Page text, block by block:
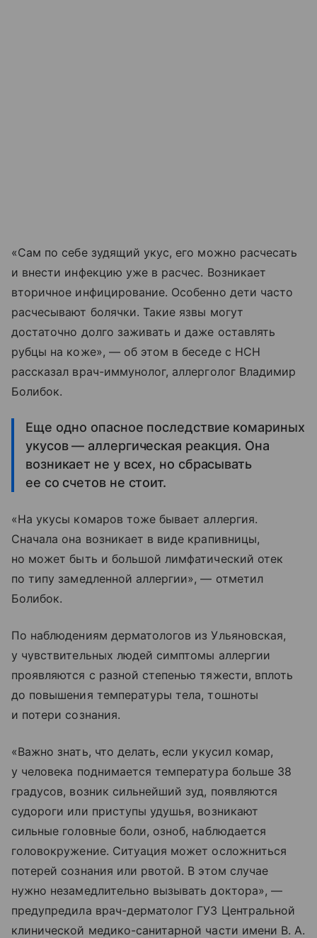
«Сам по себе зудящий укус, его можно расчесать
и внести инфекцию уже в расчес. Возникает
вторичное инфицирование. Особенно дети часто
расчесывают болячки. Такие язвы могут
достаточно долго заживать и даже оставлять
рубцы на коже», — об этом в беседе с НСН
рассказал врач-иммунолог, аллерголог Владимир
Болибок.
Еще одно опасное последствие комариных
укусов — аллергическая реакция. Она
возникает не у всех, но сбрасывать
ее со счетов не стоит.
«На укусы комаров тоже бывает аллергия.
Сначала она возникает в виде крапивницы,
но может быть и большой лимфатический отек
по типу замедленной аллергии», — отметил
Болибок.
По наблюдениям дерматологов из Ульяновская,
у чувствительных людей симптомы аллергии
проявляются с разной степенью тяжести, вплоть
до повышения температуры тела, тошноты
и потери сознания.
«Важно знать, что делать, если укусил комар,
у человека поднимается температура больше 38
градусов, возник сильнейший зуд, появляются
судороги или приступы удушья, возникают
сильные головные боли, озноб, наблюдается
головокружение. Ситуация может осложниться
потерей сознания или рвотой. В этом случае
нужно незамедлительно вызывать доктора», —
предупредила врач-дерматолог ГУЗ Центральной
клинической медико-санитарной части имени В. А.